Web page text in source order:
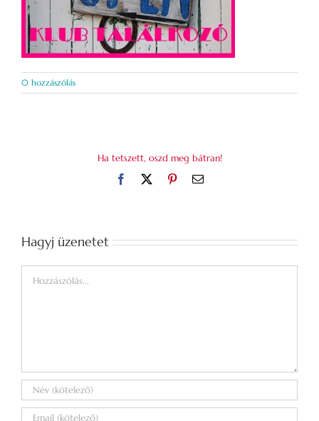
0 hozzászólás
Ha tetszett, oszd meg bátran!
Facebook PinterestEmail:
Hagyj üzenetet
Hozzászólás